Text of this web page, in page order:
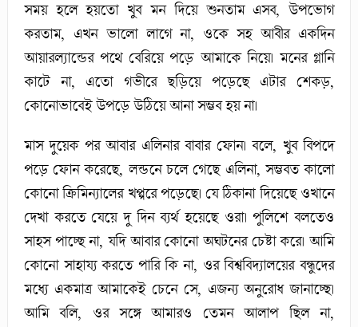
সময় হলে হয়তো খুব মন দিয়ে শুনতাম এসব, উপভোগ
করতাম, এখন ভালো লাগে না, ওকে সহ আবীর একদিন
আয়ারল্যান্ডের পথে বেরিয়ে পড়ে আমাকে নিয়ে। মনের গ্লানি
কাটে না, এতো গভীরে ছড়িয়ে পড়েছে এটার শেকড়,
কোনোভাবেই উপড়ে উঠিয়ে আনা সম্ভব হয় না।
মাস দুয়েক পর আবার এলিনার বাবার ফোন। বলে, খুব বিপদে
পড়ে ফোন করেছে, লন্ডনে চলে গেছে এলিনা, সম্ভবত কালো
কোনো ক্রিমিন্যালের খপ্পরে পড়েছে। যে ঠিকানা দিয়েছে ওখানে
দেখা করতে যেয়ে দু দিন ব্যর্থ হয়েছে ওরা। পুলিশে বলতেও
সাহস পাচ্ছে না, যদি আবার কোনো অঘটনের চেষ্টা করে। আমি
কোনো সাহায্য করতে পারি কি না, ওর বিশ্ববিদ্যালয়ের বন্ধুদের
মধ্যে একমাত্র আমাকেই চেনে সে, এজন্য অনুরোধ জানাচ্ছে।
আমি বলি, ওর সঙ্গে আমারও তেমন আলাপ ছিল না,